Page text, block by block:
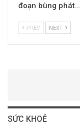
đoạn bùng phát…
PREV NEXT
SỨC KHOẺ